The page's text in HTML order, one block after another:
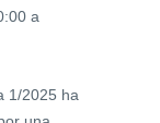
a
1/2025 ha